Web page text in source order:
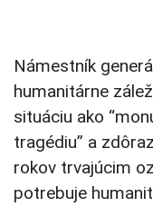
Námestník
humanitárne
situáciu ako
tragédiu” a
rokov trvajúcim
potrebuje